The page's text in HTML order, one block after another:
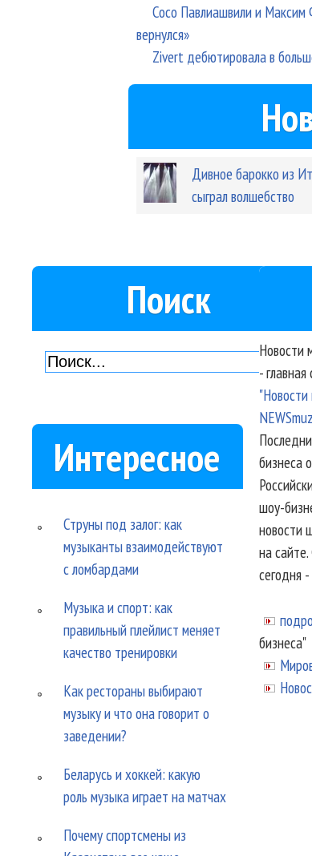
Сосо Павлиашвили и Максим
вернулся»
Zivert дебютировала в
Дивное барокко из
сыграл волшебство
Поиск
Интересное
Струны под залог: как
музыканты взаимодействуют
с ломбардами
Музыка и спорт: как
правильный плейлист меняет
качество тренировки
Как рестораны выбирают
музыку и что она говорит о
заведении?
Беларусь и хоккей: какую
роль музыка играет на матчах
Почему спортсмены из
Новости
-
бизнеса
шоу-
новости
на
сегодня
бизнеса"